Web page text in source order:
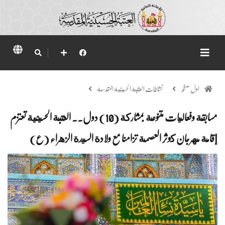
اول صفحہ نشاطات العتبة الحسينية المقدسة
مسابقة وفعاليات متنوعة بمشاركة (10) دول.. العتبة الحسينية تعتزم
إقامة مهرجان كوثر العصمة تزامنا مع ولادة السيدة الزهراء (ع)